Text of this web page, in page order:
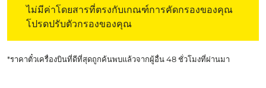
ไม่มีค่าโดยสารที่ตรงกับเกณฑ์การคัดกรองของคุณ
โปรดปรับตัวกรองของคุณ
*ราคาตั๋วเครื่องบินที่ดีที่สุดถูกค้นพบแล้วจากผู้อื่น 48 ชั่วโมงที่ผ่านมา